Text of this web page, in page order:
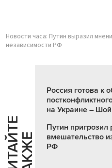
Новости часа: Путин выразил
независимости РФ
Ч
И
Т
АЙ
Т
Е
Т
А
К
ЖЕ
Россия готова к
на Украине –
Путин
вмешательство
РФ